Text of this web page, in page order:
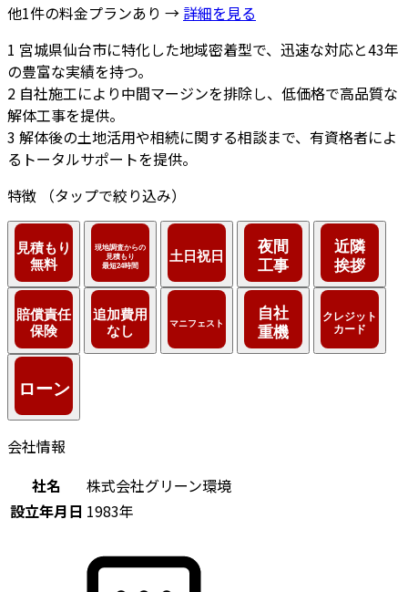
他1件の料金プランあり → 詳細を見る
1 宮城県仙台市に特化した地域密着型で、迅速な対応と43年
の豊富な実績を持つ。
2 自社施工により中間マージンを排除し、低価格で高品質な
解体工事を提供。
3 解体後の土地活用や相続に関する相談まで、有資格者によ
るトータルサポートを提供。
特徴
（タップで絞り込み）
会社情報
社名
株式会社グリーン環境
設立年月日 1983年